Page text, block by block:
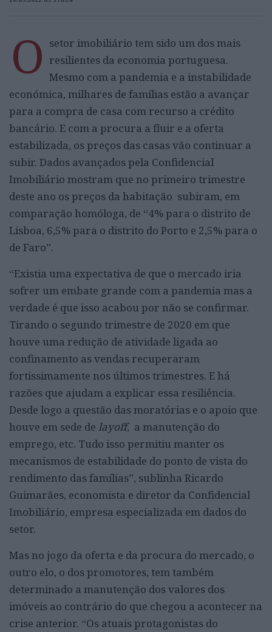
O setor imobiliário tem sido um dos mais
resilientes da economia portuguesa.
Mesmo com a pandemia e a instabilidade
económica, milhares de famílias estão a avançar
para a compra de casa com recurso a crédito
bancário. E com a procura a fluir e a oferta
estabilizada, os preços das casas vão continuar a
subir. Dados avançados pela Confidencial
Imobiliário mostram que no primeiro trimestre
deste ano os preços da habitação subiram, em
comparação homóloga, de “4% para o distrito de
Lisboa, 6,5% para o distrito do Porto e 2,5% para o
de Faro”.
“Existia uma expectativa de que o mercado iria
sofrer um embate grande com a pandemia mas a
verdade é que isso acabou por não se confirmar.
Tirando o segundo trimestre de 2020 em que
houve uma redução de atividade ligada ao
confinamento as vendas recuperaram
fortissimamente nos últimos trimestres. E há
razões que ajudam a explicar essa resiliência.
Desde logo a questão das moratórias e o apoio que
houve em sede de layoff, a manutenção do
emprego, etc. Tudo isso permitiu manter os
mecanismos de estabilidade do ponto de vista do
rendimento das famílias”, sublinha Ricardo
Guimarães, economista e diretor da Confidencial
Imobiliário, empresa especializada em dados do
setor.
Mas no jogo da oferta e da procura do mercado, o
outro elo, o dos promotores, tem também
determinado a manutenção dos valores dos
imóveis ao contrário do que chegou a acontecer na
crise anterior. “Os atuais protagonistas do